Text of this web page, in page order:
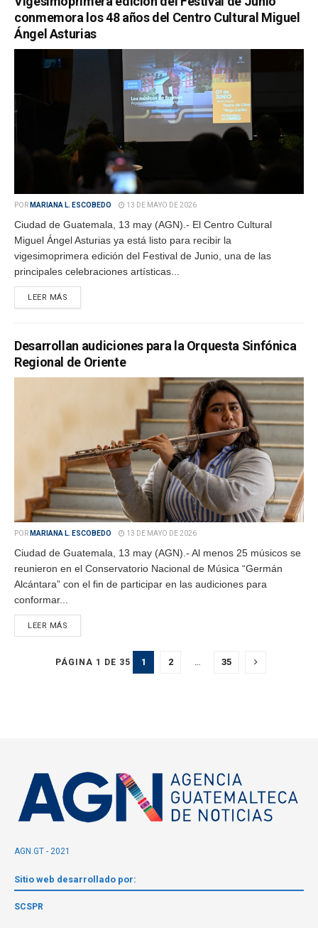
conmemora los 48 años del Centro Cultural Miguel
Ángel Asturias
POR MARIANA L. ESCOBEDO 13 DE MAYO DE 2026
Ciudad de Guatemala, 13 may (AGN).- El Centro Cultural
Miguel Ángel Asturias ya está listo para recibir la
vigesimoprimera edición del Festival de Junio, una de las
principales celebraciones artísticas...
LEER MÁS
Desarrollan audiciones para la Orquesta Sinfónica
Regional de Oriente
POR MARIANA L. ESCOBEDO 13 DE MAYO DE 2026
Ciudad de Guatemala, 13 may (AGN).- Al menos 25 músicos se
reunieron en el Conservatorio Nacional de Música “Germán
Alcántara” con el fin de participar en las audiciones para
conformar...
LEER MÁS
PÁGINA 1 DE 35 1 2 … 35
AGN.GT - 2021
Sitio web desarrollado por:
SCSPR